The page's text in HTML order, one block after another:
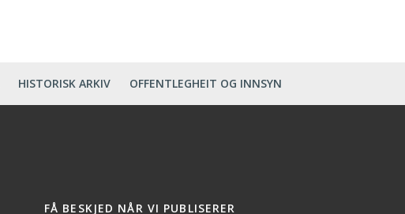
HISTORISK ARKIV OFFENTLEGHEIT OG INNSYN
FÅ BESKJED NÅR VI PUBLISERER